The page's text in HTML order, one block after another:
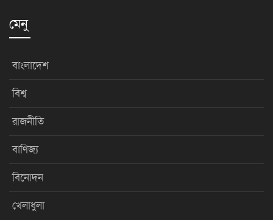
মেনু
বাংলাদেশ
বিশ্ব
রাজনীতি
বাণিজ্য
বিনোদন
খেলাধুলা